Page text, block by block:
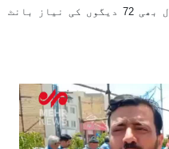
سالوں سے چلی آرہی ہے اور اس سال بھی 72 دیگوں کی نیاز بانٹ